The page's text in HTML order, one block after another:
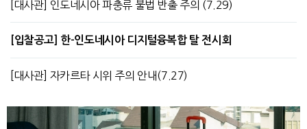
[대사관] 인도네시아 파충류 불법 반출 주의 (7.29)
[입찰공고] 한-인도네시아 디지털융복합 탈 전시회
[대사관] 자카르타 시위 주의 안내(7.27)